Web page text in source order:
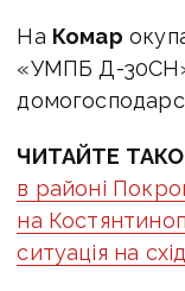
На Комар
«УМПБ Д-
ЧИТАЙТЕ
в районі
на
ситуація на